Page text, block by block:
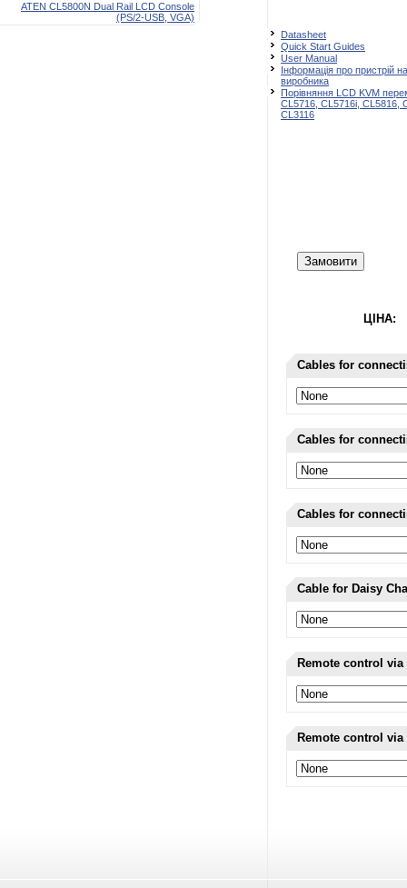
ATEN CL5800N Dual Rail LCD Console
(PS/2-USB, VGA)
Datasheet
Quick Start Guides
User Manual
Інформація про пристрій
виробника
Порівняння LCD KVM
CL5716, CL5716i, CL5816,
CL3116
Замовити
ЦІНА:
Cables for
Cables for
Cables for
Cable for Daisy
Remote control via
Remote control via